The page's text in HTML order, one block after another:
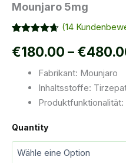
Mounjaro 5mg
mit4.64
von 5,
Kundenbewertungen
(14
€180.00 – €
Fabrikant: Mounjaro
Inhaltsstoffe:
Produktfunktionalität:
Quantity